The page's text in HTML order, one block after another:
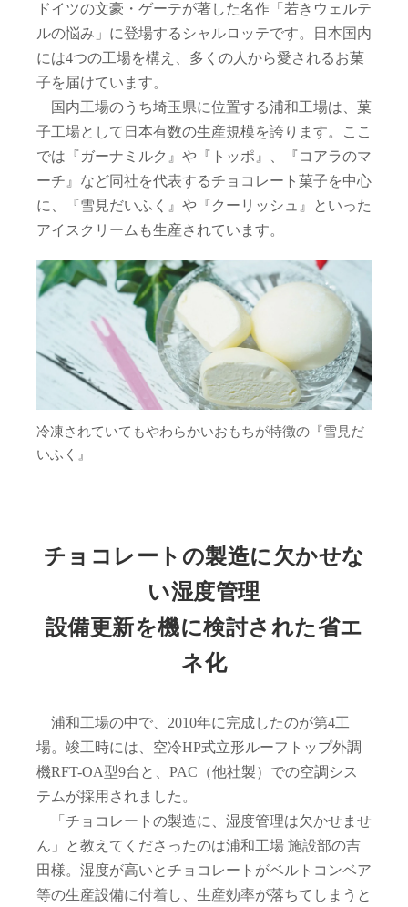
ドイツの文豪・ゲーテが著した名作「若きウェルテ
ルの悩み」に登場するシャルロッテです。日本国内
には4つの工場を構え、多くの人から愛されるお菓
子を届けています。
国内工場のうち埼玉県に位置する浦和工場は、菓
子工場として日本有数の生産規模を誇ります。ここ
では『ガーナミルク』や『トッポ』、『コアラのマ
ーチ』など同社を代表するチョコレート菓子を中心
に、『雪見だいふく』や『クーリッシュ』といった
アイスクリームも生産されています。
冷凍されていてもやわらかいおもちが特徴の『雪見だ
いふく』
チョコレートの製造に欠かせな
い湿度管理
設備更新を機に検討された省エ
ネ化
浦和工場の中で、2010年に完成したのが第4工
場。竣工時には、空冷HP式立形ルーフトップ外調
機RFT-OA型9台と、PAC（他社製）での空調シス
テムが採用されました。
「チョコレートの製造に、湿度管理は欠かせませ
ん」と教えてくださったのは浦和工場 施設部の吉
田様。湿度が高いとチョコレートがベルトコンベア
等の生産設備に付着し、生産効率が落ちてしまうと